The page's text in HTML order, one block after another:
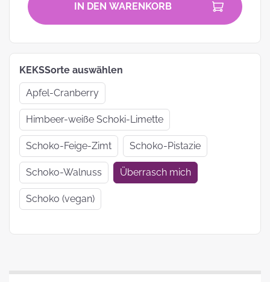
IN DEN WARENKORB
KEKSSorte auswählen
Apfel-Cranberry
Himbeer-weiße Schoki-Limette
Schoko-Feige-Zimt Schoko-Pistazie
Schoko-Walnuss Überrasch mich
Schoko (vegan)